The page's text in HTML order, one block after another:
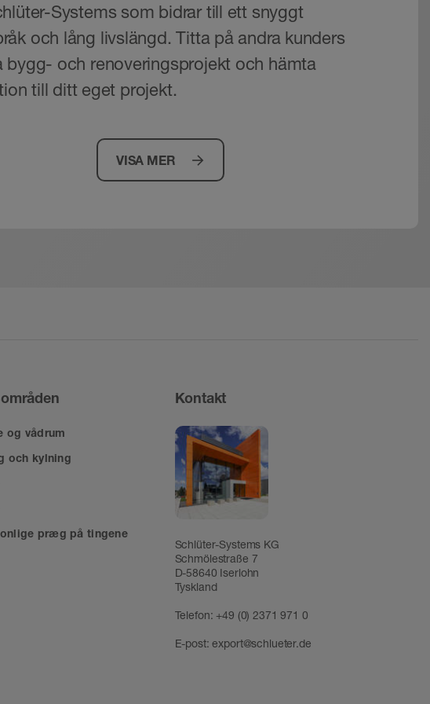
Systems som bidrar till ett snyggt
och lång livslängd. Titta på andra kunders
bygg- och renoveringsprojekt och hämta
till ditt eget projekt.
VISA MER
og vådrum
och kylning
præg på tingene
Kontakt
Schlüter-Systems KG
Schmölestraße 7
D-58640 Iserlohn
Tyskland
Telefon:+49 (0) 2371 971 0
E-post:export@schlueter.de